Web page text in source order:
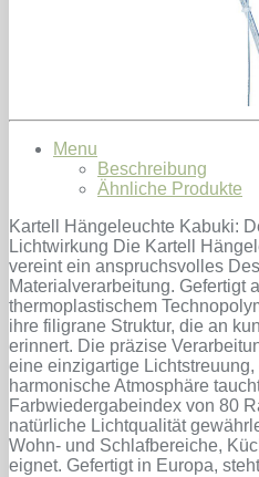
Menu
Beschreibung
Ähnliche Produkte
Kartell Hängeleuchte Kabuki:
Lichtwirkung Die Kartell
vereint ein anspruchsvolles
Materialverarbeitung. Gefertigt
thermoplastischem
ihre filigrane Struktur, die an
erinnert. Die präzise
eine einzigartige
harmonische Atmosphäre
Farbwiedergabeindex von 80
natürliche Lichtqualität
Wohn- und Schlafbereiche,
eignet. Gefertigt in Europa,